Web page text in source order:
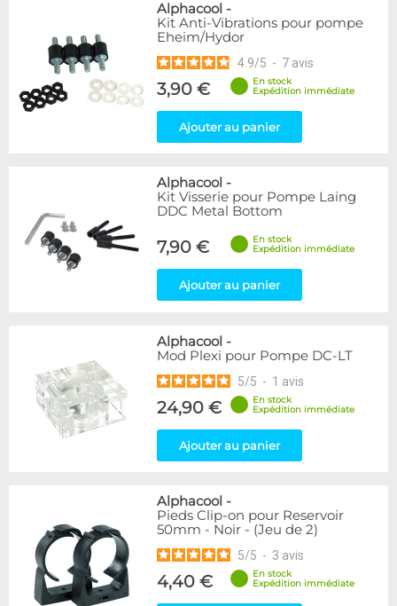
Alphacool -
Kit Anti-Vibrations pour pompe
Eheim/Hydor
4.9/5 - 7 avis
3,90 €
En stock
Expédition immédiate
Ajouter au panier
Alphacool -
Kit Visserie pour Pompe Laing
DDC Metal Bottom
7,90 €
En stock
Expédition immédiate
Ajouter au panier
Alphacool -
Mod Plexi pour Pompe DC-LT
5/5 - 1 avis
24,90 €
En stock
Expédition immédiate
Ajouter au panier
Alphacool -
Pieds Clip-on pour Reservoir
50mm - Noir - (Jeu de 2)
5/5 - 3 avis
4,40 €
En stock
Expédition immédiate